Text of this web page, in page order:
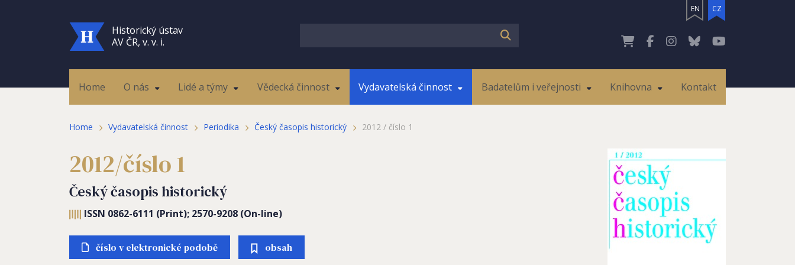
Historický ústav
AV ČR, v. v. i.
EN CZ
Home O nás Lidé a týmy Vědecká činnost Vydavatelská činnost Badatelům i veřejnosti Knihovna Kontakt
Home Vydavatelská činnost Periodika Český časopis historický 2012 / číslo 1
2012/číslo 1
Český časopis historický
ISSN 0862-6111 (Print); 2570-9208 (On-line)
číslo v elektronické podobě obsah